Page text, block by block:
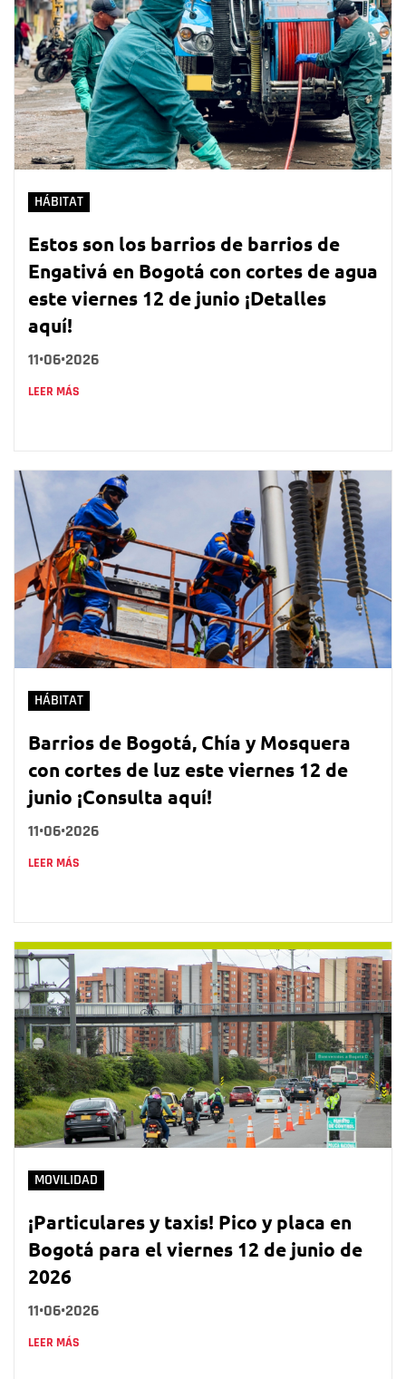
HÁBITAT
Estos son los barrios de barrios de
Engativá en Bogotá con cortes de agua
este viernes 12 de junio ¡Detalles
aquí!
11•06•2026
LEER MÁS
HÁBITAT
​​​​​​​Barrios de Bogotá, Chía y Mosquera
con cortes de luz este viernes 12 de
junio ¡Consulta aquí!
11•06•2026
LEER MÁS
MOVILIDAD
¡Particulares y taxis! Pico y placa en
Bogotá para el viernes 12 de junio de
2026
11•06•2026
LEER MÁS